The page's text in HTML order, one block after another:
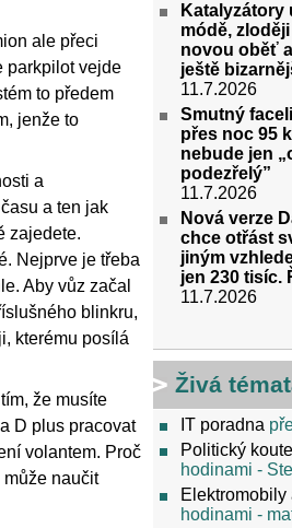
ale přeci
parkpilot vejde
to předem
jenže to
a
a ten jak
zajedete.
Nejprve je třeba
Aby vůz začal
blinkru,
kterému posílá
že musíte
D plus pracovat
volantem. Proč
může naučit
Katalyzátory
módě,
novou oběť
ještě
11.7.2026
Smutný
přes noc 95
nebude jen
podezřelý”
11.7.2026
Nová verze
chce otřást
jiným
jen 230 tisíc.
11.7.2026
Živá
IT poradna
Politický
hodinami -
Elektromobily
hodinami -